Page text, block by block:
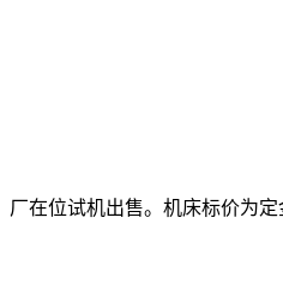
在位试机出售。机床标价为定